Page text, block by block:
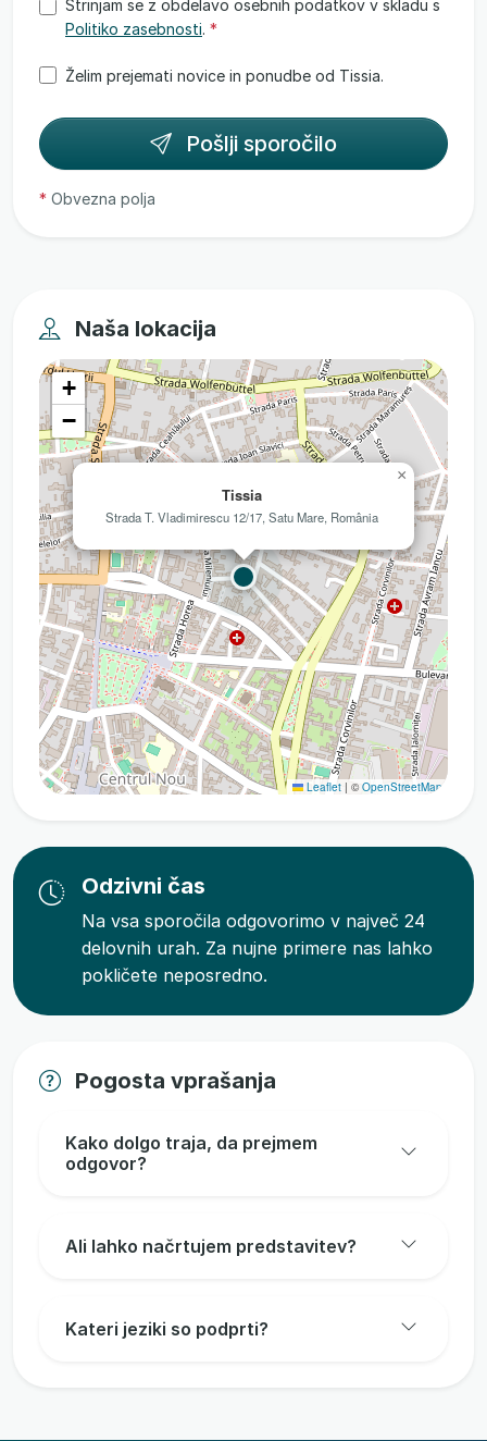
Strinjam se z obdelavo osebnih podatkov v skladu s
Politiko zasebnosti. *
Želim prejemati novice in ponudbe od Tissia.
Pošlji sporočilo
* Obvezna polja
Naša lokacija
Tissia
Strada T. Vladimirescu 12/17, Satu Mare, România
×
+
−
Leaflet | ©OpenStreetMap
Odzivni čas
Na vsa sporočila odgovorimo v največ 24
delovnih urah. Za nujne primere nas lahko
pokličete neposredno.
Pogosta vprašanja
Kako dolgo traja, da prejmem
odgovor?
Ali lahko načrtujem predstavitev?
Kateri jeziki so podprti?